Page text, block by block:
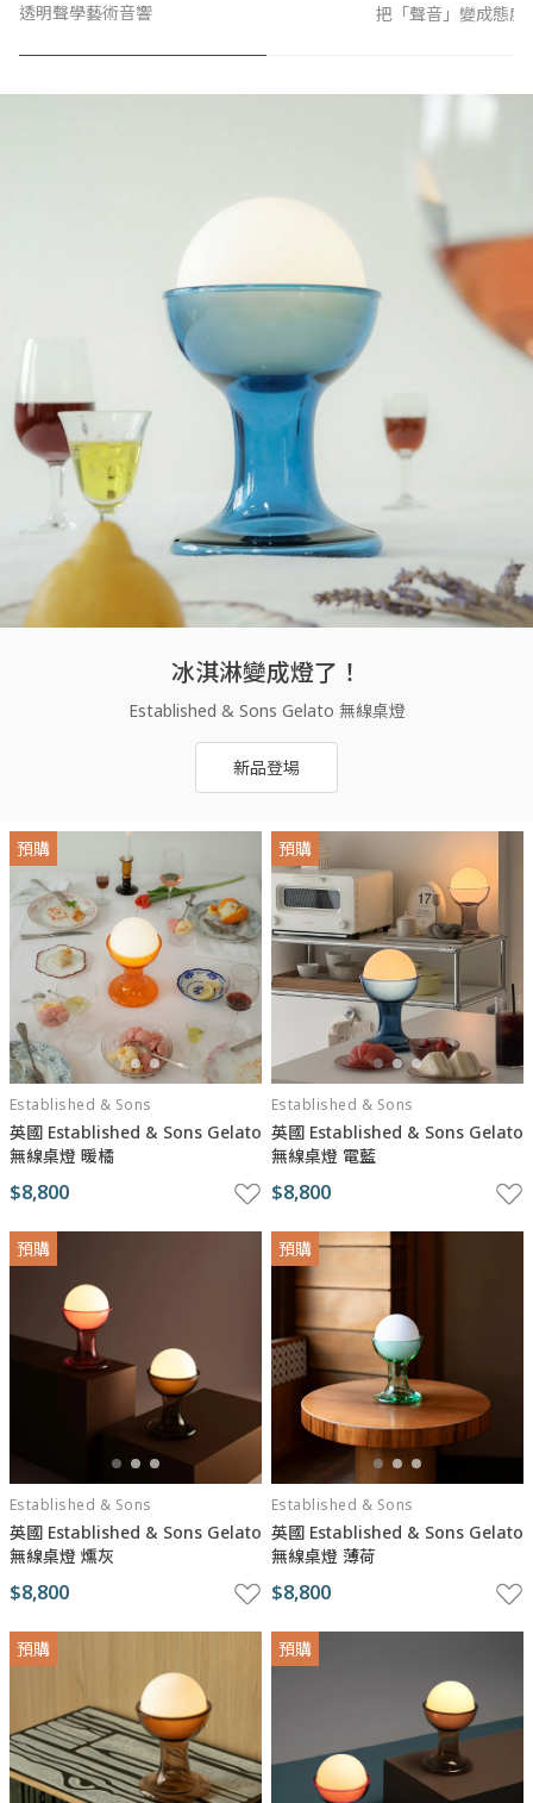
透明聲學藝術音響 把「聲音」變成態度
冰淇淋變成燈了！
Established & Sons Gelato 無線桌燈
新品登場
預購
Established & Sons
英國 Established & Sons Gelato
無線桌燈 暖橘
$8,800
預購
Established & Sons
英國 Established & Sons Gelato
無線桌燈 電藍
$8,800
預購
Established & Sons
英國 Established & Sons Gelato
無線桌燈 燻灰
$8,800
預購
Established & Sons
英國 Established & Sons Gelato
無線桌燈 薄荷
$8,800
預購 預購